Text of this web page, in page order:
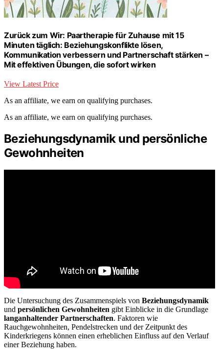
Zurück zum Wir: Paartherapie für Zuhause mit 15
Minuten täglich: Beziehungskonflikte lösen,
Kommunikation verbessern und Partnerschaft stärken –
Mit effektiven Übungen, die sofort wirken
View Latest Price
As an affiliate, we earn on qualifying purchases.
As an affiliate, we earn on qualifying purchases.
Beziehungsdynamik und persönliche
Gewohnheiten
Die Untersuchung des Zusammenspiels von Beziehungsdynamik
und persönlichen Gewohnheiten gibt Einblicke in die Grundlage
langanhaltender Partnerschaften. Faktoren wie
Rauchgewohnheiten, Pendelstrecken und der Zeitpunkt des
Kinderkriegens können einen erheblichen Einfluss auf den Verlauf
einer Beziehung haben.